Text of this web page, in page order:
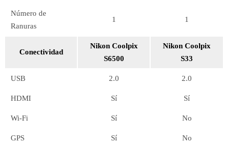
Número de
Ranuras
1 1
Conectividad
Nikon Coolpix
S6500
Nikon Coolpix
S33
USB 2.0 2.0
HDMI Sí Sí
Wi-Fi Sí No
GPS Sí No